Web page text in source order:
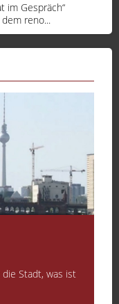
im Gespräch“
reno...
Stadt, was ist